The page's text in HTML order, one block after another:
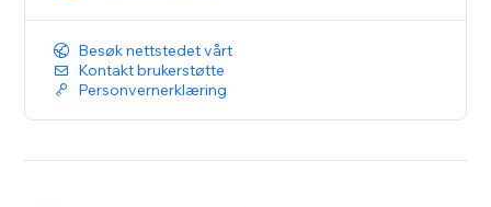
Besøk nettstedet vårt
Kontakt brukerstøtte
Personvernerklæring